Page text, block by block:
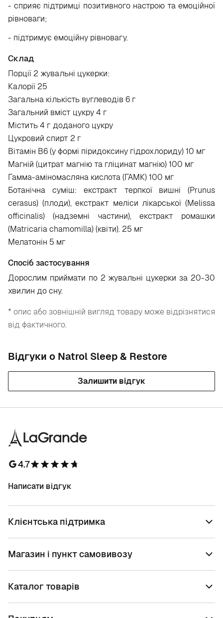
- сприяє підтримці позитивного настрою та емоційної
рівноваги;
- підтримує емоційну рівновагу.
Склад
Порції 2 жувальні цукерки:
Калорії 25
Загальна кількість вуглеводів 6 г
Загальний вміст цукру 4 г
Містить 4 г доданого цукру
Цукровий спирт 2 г
Вітамін B6 (у формі піридоксину гідрохлориду) 10 мг
Магній (цитрат магнію та гліцинат магнію) 100 мг
Гамма-аміномасляна кислота (ГАМК) 100 мг
Ботанічна суміш: екстракт терпкої вишні (Prunus
cerasus) (плоди), екстракт меліси лікарської (Melissa
officinalis) (надземні частини), екстракт ромашки
(Matricaria chamomilla) (квіти). 25 мг
Мелатонін 5 мг
Спосіб застосування
Дорослим приймати по 2 жувальні цукерки за 20-30
хвилин до сну.
* опис або зовнішній вигляд товару може відрізнятися
від фактичного.
Відгуки о Natrol Sleep & Restore
Залишити відгук
4.7
Написати відгук
Клієнтська підтримка
Магазин і пункт самовивозу
Каталог товарів